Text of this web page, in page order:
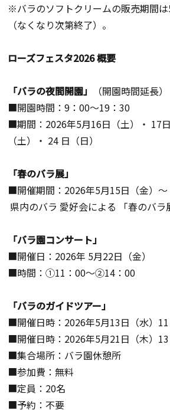
※バラのソフトクリームの販売期間
（なくなり次第終了）。
ローズフェスタ2026 概要
「バラの夜間開園」
（開園時間延長）
■開園時間：9：00～19：30
■期間：2026年5月16日（土）・ 17
（土）・ 24 日（日）
「春のバラ展」
■開催期間：2026年5月15日（金）～
県内のバラ 愛好会による 「春のバラ
「バラ園コンサート」
■開催日：2026年 5月22日（金）
■時間：①11：00～②14：00
「バラのガイドツアー」
■開催日時：2026年5月13日（水）
■開催日時：2026年5月21日（木）
■集合場所：バラ園休憩所
■参加費：無料
■定員：20名
■予約：不要